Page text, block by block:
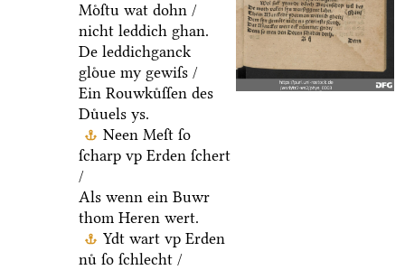
Moͤſtu wat dohn /
nicht leddich ghan.
De leddichganck
gloͤue my gewiſs /
Ein Rouwkuͤſſen des
Duͤuels ys.
Neen Meſt ſo
ſcharp vp Erden ſchert
/
Als wenn ein Buwr
thom Heren wert.
Ydt wart vp Erden
nuͤ ſo ſchlecht /